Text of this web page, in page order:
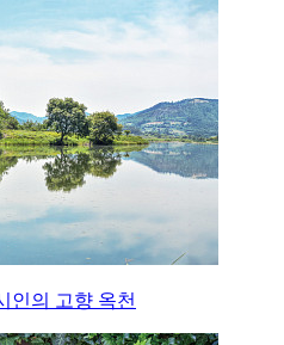
인의 고향 옥천